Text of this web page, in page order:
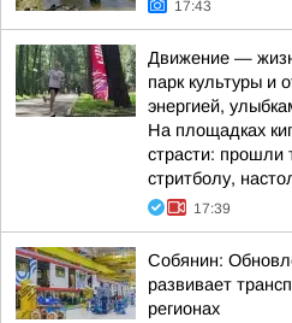
17:43
Движение —
парк культуры и
энергией,
На площадках
страсти: прошли
стритболу,
17:39
Собянин:
развивает
регионах